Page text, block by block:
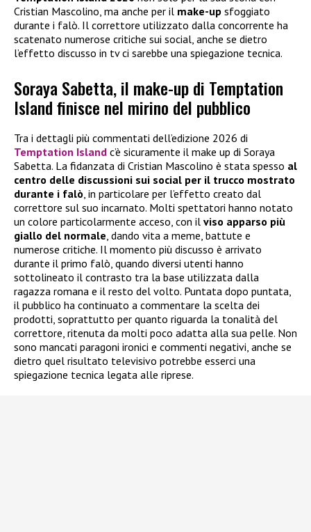
Cristian Mascolino, ma anche per il make-up sfoggiato
durante i falò. Il correttore utilizzato dalla concorrente ha
scatenato numerose critiche sui social, anche se dietro
l’effetto discusso in tv ci sarebbe una spiegazione tecnica.
Soraya Sabetta, il make-up di Temptation
Island finisce nel mirino del pubblico
Tra i dettagli più commentati dell’edizione 2026 di
Temptation Island c’è sicuramente il make up di Soraya
Sabetta. La fidanzata di Cristian Mascolino è stata spesso al
centro delle discussioni sui social per il trucco mostrato
durante i falò , in particolare per l’effetto creato dal
correttore sul suo incarnato. Molti spettatori hanno notato
un colore particolarmente acceso, con il viso apparso più
giallo del normale , dando vita a meme, battute e
numerose critiche. Il momento più discusso è arrivato
durante il primo falò, quando diversi utenti hanno
sottolineato il contrasto tra la base utilizzata dalla
ragazza romana e il resto del volto. Puntata dopo puntata,
il pubblico ha continuato a commentare la scelta dei
prodotti, soprattutto per quanto riguarda la tonalità del
correttore, ritenuta da molti poco adatta alla sua pelle. Non
sono mancati paragoni ironici e commenti negativi, anche se
dietro quel risultato televisivo potrebbe esserci una
spiegazione tecnica legata alle riprese.